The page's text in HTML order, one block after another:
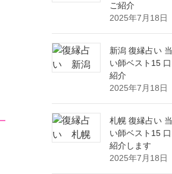
ご紹介
2025年7月18日
新潟 復縁占い
い師ベスト15
紹介
2025年7月18日
札幌 復縁占い
い師ベスト15
紹介します
2025年7月18日